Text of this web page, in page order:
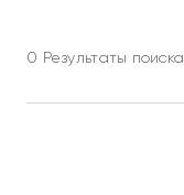
0 Результаты поиска